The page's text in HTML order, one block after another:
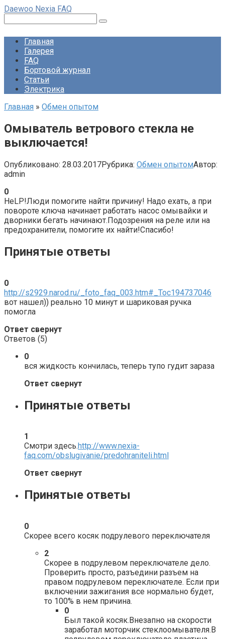
Перейти
контенту
Daewoo Nexia FAQ
Главная
Галерея
FAQ
Бортовой журнал
Статьи
Электрика
Главная » Обмен опытом
Омыватель ветрового стекла не
выключается!
Опубликовано: 28.03.2017Рубрика: Обмен опытомАвтор:
admin
0
HeLP!Люди помогите найти причину! Надо ехать, а при
повороте ключа начинает работать насос омывайки и
дворники бегать начинают.Подозрения на реле или на
предохранители, помогите их найти!Спасибо!
Принятые ответы
0
http://s2929.narod.ru/_foto_faq_003.htm#_Toc194737046
вот нашел)) реально 10 минут и шариковая ручка
помогла
Ответ свернут
Ответов (5)
0
вся жидкость кончилась, теперь тупо гудит зараза
Ответ свернут
Принятые ответы
1
Смотри здесь.http://www.nexia-
faq.com/obslugivanie/predohraniteli.html
Ответ свернут
Принятые ответы
0
Скорее всего косяк подрулевого переключателя
2
Скорее в подрулевом переключателе дело.
Проверить просто, разъедини разъем на
правом подрулевом переключателе. Если при
включении зажигания все нормально будет,
то 100% в нем причина.
0
Был такой косяк.Внезапно на скорости
заработал моторчик стеклоомывателя.В